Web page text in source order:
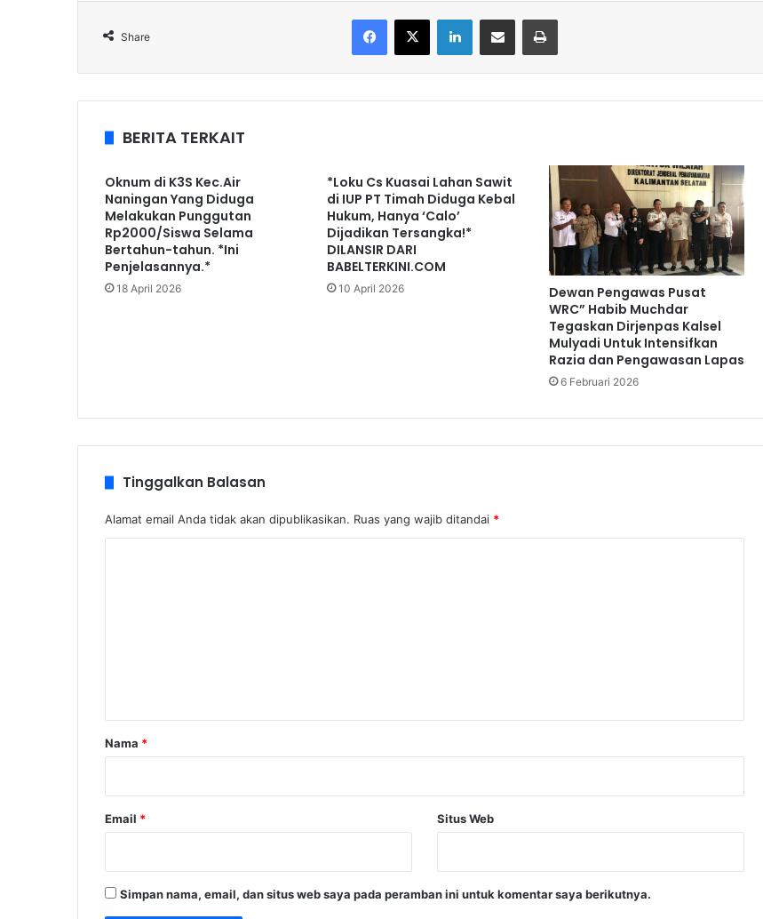
Share
Facebook
X LinkedInShare via Email Print
BERITA TERKAIT
Oknum di K3S Kec.Air
Naningan Yang Diduga
Melakukan Punggutan
Rp2000/Siswa Selama
Bertahun-tahun. *Ini
Penjelasannya.*
18 April 2026
*Loku Cs Kuasai Lahan Sawit
di IUP PT Timah Diduga Kebal
Hukum, Hanya ‘Calo’
Dijadikan Tersangka!*
DILANSIR DARI
BABELTERKINI.COM
10 April 2026
Dewan Pengawas Pusat
WRC” Habib Muchdar
Tegaskan Dirjenpas Kalsel
Mulyadi Untuk Intensifkan
Razia dan Pengawasan Lapas
6 Februari 2026
Tinggalkan Balasan
Alamat email Anda tidak akan dipublikasikan. Ruas yang wajib ditandai *
r
Nama *
Email * Situs Web
Simpan nama, email, dan situs web saya pada peramban ini untuk komentar saya berikutnya.